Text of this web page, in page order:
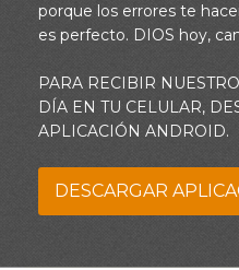
Señor, creo que la Biblia
Capacítame para ver la
que debo entender para
pueda ser limpiado por
porque los errores te
es perfecto. DIOS hoy,
PARA RECIBIR
DÍA EN TU CELULAR,
APLICACIÓN ANDROID.
DESCARGAR